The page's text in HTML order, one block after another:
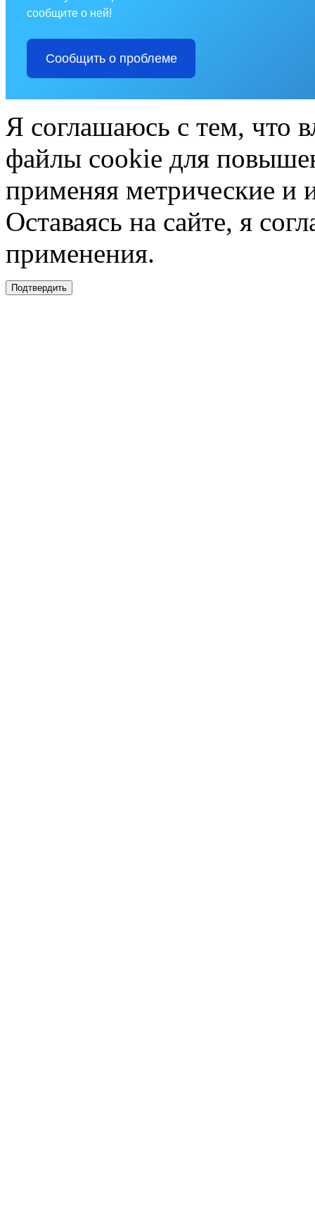
сообщите о ней!
Сообщить о проблеме
Я соглашаюсь с тем, что
файлы cookie для
применяя метрические и
Оставаясь на сайте, я
применения.
Подтвердить